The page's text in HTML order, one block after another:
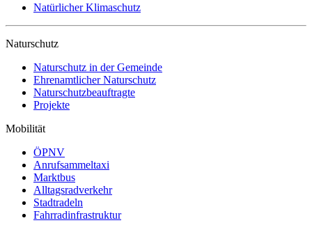
Natürlicher Klimaschutz
Naturschutz
Naturschutz in der Gemeinde
Ehrenamtlicher Naturschutz
Naturschutzbeauftragte
Projekte
Mobilität
ÖPNV
Anrufsammeltaxi
Marktbus
Alltagsradverkehr
Stadtradeln
Fahrradinfrastruktur